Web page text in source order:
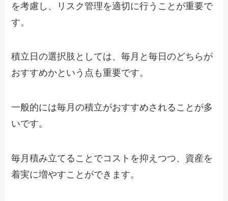
を考慮し、リスク管理を適切に行うことが重要で
す。
積立日の選択肢としては、毎月と毎日のどちらが
おすすめかという点も重要です。
一般的には毎月の積立がおすすめされることが多
いです。
毎月積み立てることでコストを抑えつつ、資産を
着実に増やすことができます。